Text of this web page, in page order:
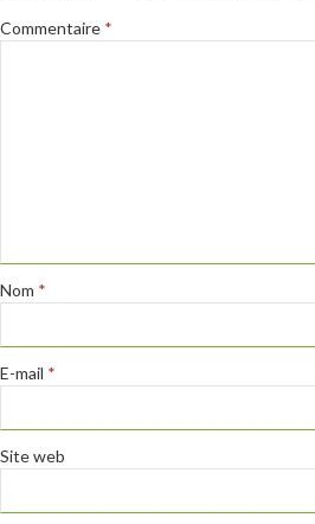
Commentaire *
Nom *
E-mail *
Site web